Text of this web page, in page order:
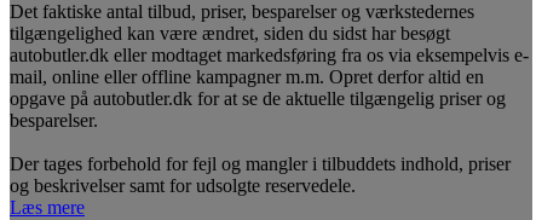
Det faktiske antal tilbud, priser, besparelser og værkstedernes
tilgængelighed kan være ændret, siden du sidst har besøgt
autobutler.dk eller modtaget markedsføring fra os via eksempelvis e-
mail, online eller offline kampagner m.m. Opret derfor altid en
opgave på autobutler.dk for at se de aktuelle tilgængelig priser og
besparelser.
Der tages forbehold for fejl og mangler i tilbuddets indhold, priser
og beskrivelser samt for udsolgte reservedele.
Læs mere